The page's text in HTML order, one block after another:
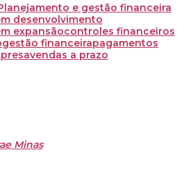
e gestão financeira
desenvolvimento
expansãocontroles financeiros
gestão financeirapagamentos
vendas a prazo
Minas